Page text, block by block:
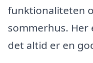
funktionaliteten
sommerhus.
det altid er en